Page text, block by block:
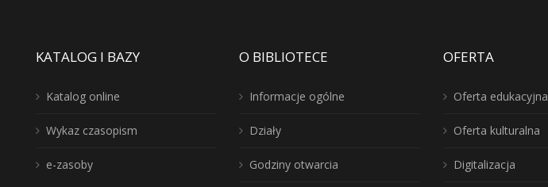
KATALOG I BAZY
Katalog online
Wykaz czasopism
e-zasoby
O BIBLIOTECE
Informacje ogólne
Działy
Godziny otwarcia
OFERTA
Oferta edukacyjna
Oferta kulturalna
Digitalizacja